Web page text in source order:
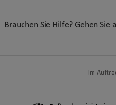
Brauchen Sie Hilfe? Gehen Sie
Im